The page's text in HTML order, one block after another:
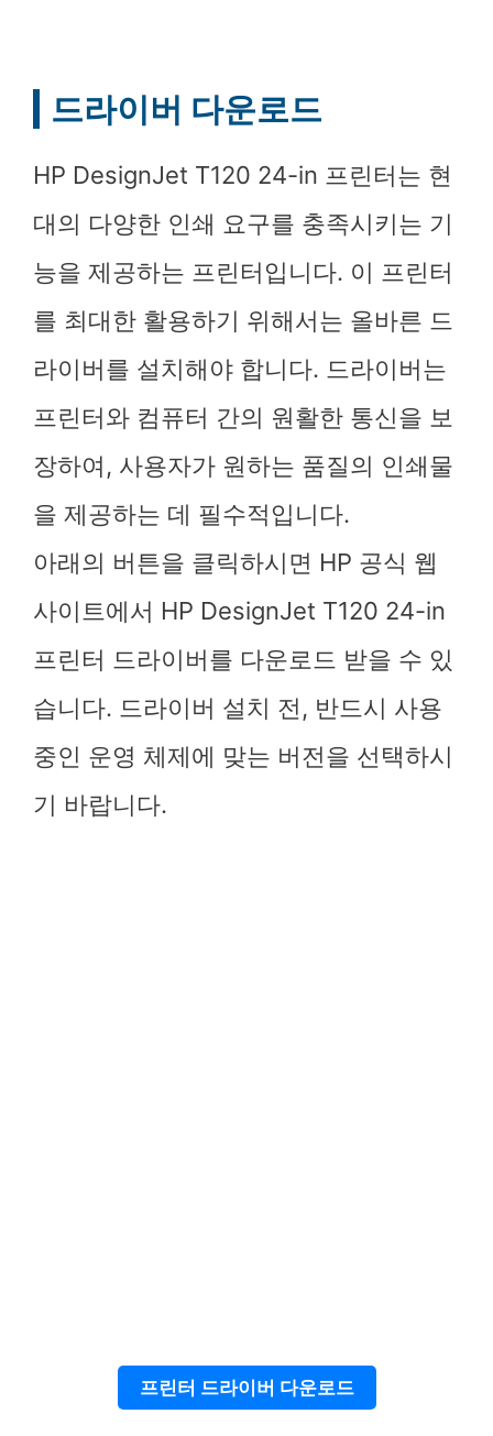
드라이버 다운로드
HP DesignJet T120 24-in 프린터는 현
대의 다양한 인쇄 요구를 충족시키는 기
능을 제공하는 프린터입니다. 이 프린터
를 최대한 활용하기 위해서는 올바른 드
라이버를 설치해야 합니다. 드라이버는
프린터와 컴퓨터 간의 원활한 통신을 보
장하여, 사용자가 원하는 품질의 인쇄물
을 제공하는 데 필수적입니다.
아래의 버튼을 클릭하시면 HP 공식 웹
사이트에서 HP DesignJet T120 24-in
프린터 드라이버를 다운로드 받을 수 있
습니다. 드라이버 설치 전, 반드시 사용
중인 운영 체제에 맞는 버전을 선택하시
기 바랍니다.
프린터 드라이버 다운로드